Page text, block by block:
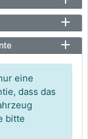
eine
dass das
bitte